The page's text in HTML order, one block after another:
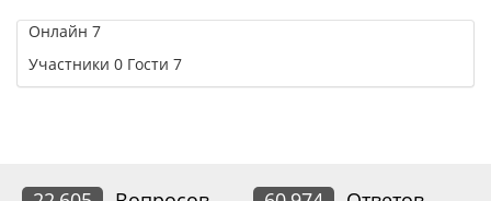
Онлайн 7
Участники 0 Гости 7